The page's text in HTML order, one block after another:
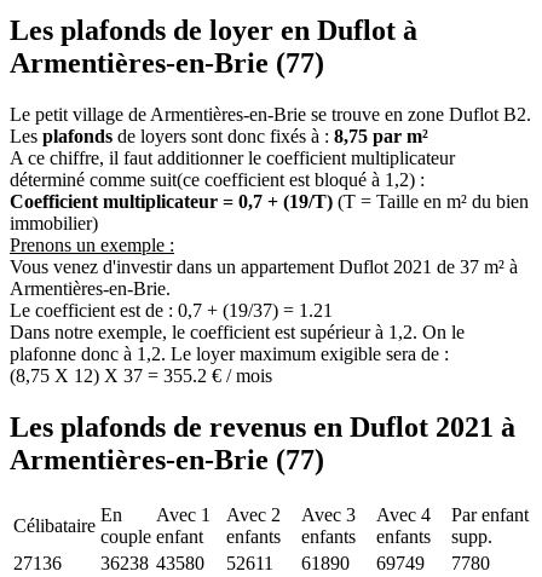
Les plafonds de loyer en Duflot à
Armentières-en-Brie (77)
Le petit village de Armentières-en-Brie se trouve en zone Duflot B2.
Les plafonds de loyers sont donc fixés à : 8,75 par m²
A ce chiffre, il faut additionner le coefficient multiplicateur
déterminé comme suit(ce coefficient est bloqué à 1,2) :
Coefficient multiplicateur = 0,7 + (19/T) (T = Taille en m² du bien
immobilier)
Prenons un exemple :
Vous venez d'investir dans un appartement Duflot 2021 de 37 m² à
Armentières-en-Brie.
Le coefficient est de : 0,7 + (19/37) = 1.21
Dans notre exemple, le coefficient est supérieur à 1,2. On le
plafonne donc à 1,2. Le loyer maximum exigible sera de :
(8,75 X 12) X 37 = 355.2 € / mois
Les plafonds de revenus en Duflot 2021 à
Armentières-en-Brie (77)
Célibataire
En
couple
Avec 1
enfant
Avec 2
enfants
Avec 3
enfants
Avec 4
enfants
Par enfant
supp.
27136
36238 43580 52611 61890 69749
7780